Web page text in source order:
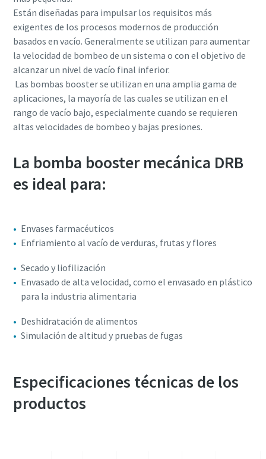
Están diseñadas para impulsar los requisitos más
exigentes de los procesos modernos de producción
basados en vacío. Generalmente se utilizan para aumentar
la velocidad de bombeo de un sistema o con el objetivo de
alcanzar un nivel de vacío final inferior.
Las bombas booster se utilizan en una amplia gama de
aplicaciones, la mayoría de las cuales se utilizan en el
rango de vacío bajo, especialmente cuando se requieren
altas velocidades de bombeo y bajas presiones.
La bomba booster mecánica DRB
es ideal para:
Envases farmacéuticos
Enfriamiento al vacío de verduras, frutas y flores
Secado y liofilización
Envasado de alta velocidad, como el envasado en plástico
para la industria alimentaria
Deshidratación de alimentos
Simulación de altitud y pruebas de fugas
Especificaciones técnicas de los
productos